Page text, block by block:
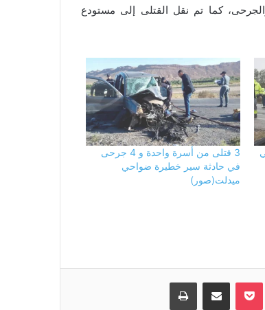
كما تم نقل القتلى إلى مستودع
3 قتلى من أسرة واحدة و 4 جرحى
في حادثة سير خطيرة ضواحي
ميدلت(صور)
بوكيت مشاركة عبر البريد طباعة